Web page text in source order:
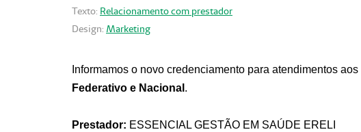
Texto: Relacionamento com prestador
Design: Marketing
Informamos o novo credenciamento para atendimentos
Federativo e Nacional .
Prestador: ESSENCIAL GESTÃO EM SAÚDE ERELI